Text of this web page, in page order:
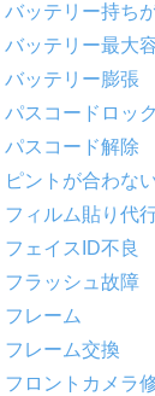
バッテリー持ち
バッテリー最大
バッテリー膨張
パスコードロック
パスコード解除
ピントが合わな
フィルム貼り代
フェイスID不良
フラッシュ故障
フレーム
フレーム交換
フロントカメラ